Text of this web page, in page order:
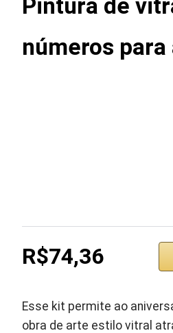
Pintura de
números
R$74,36
Esse kit permite ao
obra de arte estilo vitral